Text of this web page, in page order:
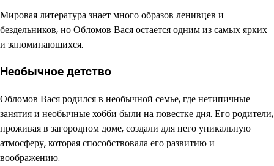
Мировая литература знает много образов ленивцев и
бездельников, но Обломов Вася остается одним из самых ярких
и запоминающихся.
Необычное детство
Обломов Вася родился в необычной семье, где нетипичные
занятия и необычные хобби были на повестке дня. Его родители,
проживая в загородном доме, создали для него уникальную
атмосферу, которая способствовала его развитию и
воображению.